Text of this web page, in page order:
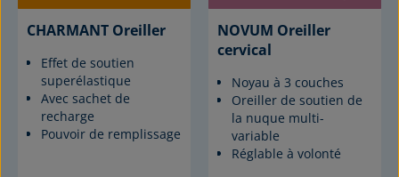
CHARMANT Oreiller
Effet de soutien
superélastique
Avec sachet de
recharge
Pouvoir de remplissage
NOVUM Oreiller
cervical
Noyau à 3 couches
Oreiller de soutien de
la nuque multi-
variable
Réglable à volonté